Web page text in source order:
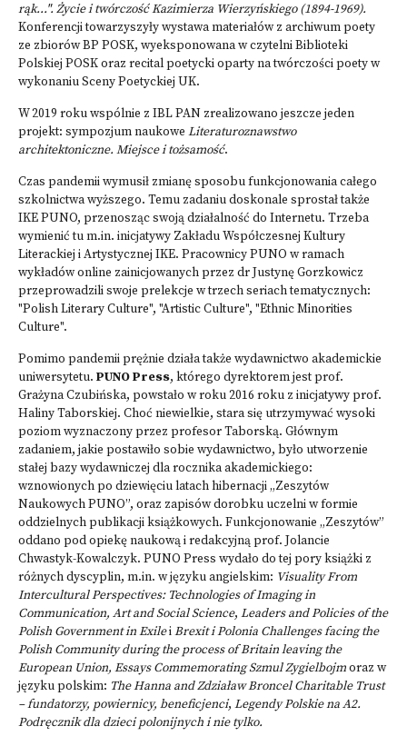
rąk...". Życie i twórczość Kazimierza Wierzyńskiego (1894-1969).
Konferencji towarzyszyły wystawa materiałów z archiwum poety
ze zbiorów BP POSK, wyeksponowana w czytelni Biblioteki
Polskiej POSK oraz recital poetycki oparty na twórczości poety w
wykonaniu Sceny Poetyckiej UK.
W 2019 roku wspólnie z IBL PAN zrealizowano jeszcze jeden
projekt: sympozjum naukowe Literaturoznawstwo
architektoniczne. Miejsce i tożsamość.
Czas pandemii wymusił zmianę sposobu funkcjonowania całego
szkolnictwa wyższego. Temu zadaniu doskonale sprostał także
IKE PUNO, przenosząc swoją działalność do Internetu. Trzeba
wymienić tu m.in. inicjatywy Zakładu Współczesnej Kultury
Literackiej i Artystycznej IKE. Pracownicy PUNO w ramach
wykładów online zainicjowanych przez dr Justynę Gorzkowicz
przeprowadzili swoje prelekcje w trzech seriach tematycznych:
"Polish Literary Culture", "Artistic Culture", "Ethnic Minorities
Culture".
Pomimo pandemii prężnie działa także wydawnictwo akademickie
uniwersytetu. PUNO Press, którego dyrektorem jest prof.
Grażyna Czubińska, powstało w roku 2016 roku z inicjatywy prof.
Haliny Taborskiej. Choć niewielkie, stara się utrzymywać wysoki
poziom wyznaczony przez profesor Taborską. Głównym
zadaniem, jakie postawiło sobie wydawnictwo, było utworzenie
stałej bazy wydawniczej dla rocznika akademickiego:
wznowionych po dziewięciu latach hibernacji „Zeszytów
Naukowych PUNO”, oraz zapisów dorobku uczelni w formie
oddzielnych publikacji książkowych. Funkcjonowanie „Zeszytów”
oddano pod opiekę naukową i redakcyjną prof. Jolancie
Chwastyk-Kowalczyk. PUNO Press wydało do tej pory książki z
różnych dyscyplin, m.in. w języku angielskim: Visuality From
Intercultural Perspectives: Technologies of Imaging in
Communication, Art and Social Science, Leaders and Policies of the
Polish Government in ExileiBrexit i Polonia Challenges facing the
Polish Community during the process of Britain leaving the
European Union, Essays Commemorating Szmul Zygielbojmoraz w
języku polskim: The Hanna and Zdziaław Broncel Charitable Trust
– fundatorzy, powiernicy, beneficjenci, Legendy Polskie na A2.
Podręcznik dla dzieci polonijnych i nie tylko.